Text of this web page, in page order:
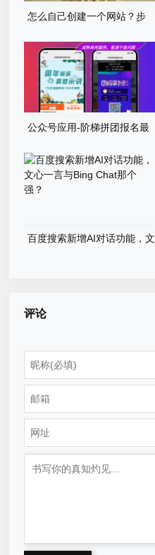
怎么自己创建一个网站？步
骤有哪些？
公众号应用-阶梯拼团报名最
新版本源码程序
百度搜索新增AI对话功能，文
评论